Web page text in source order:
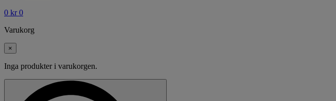
0 kr 0
Varukorg
×
Inga produkter i varukorgen.